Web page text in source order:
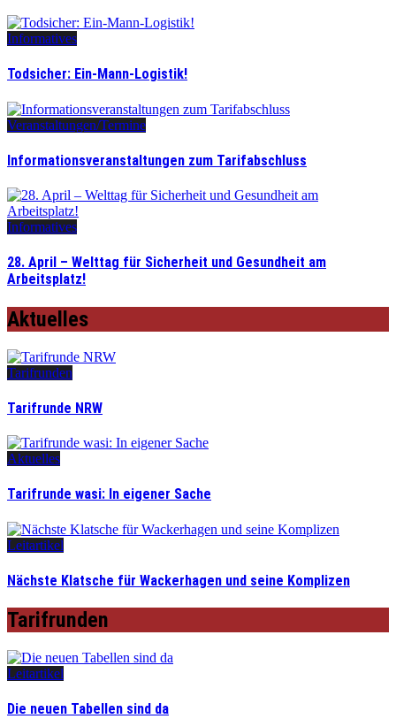
Informatives
Todsicher: Ein-Mann-Logistik!
Veranstaltungen/Termine
Informationsveranstaltungen zum Tarifabschluss
Informatives
28. April – Welttag für Sicherheit und Gesundheit am
Arbeitsplatz!
Aktuelles
Tarifrunden
Tarifrunde NRW
Aktuelles
Tarifrunde wasi: In eigener Sache
Leitartikel
Nächste Klatsche für Wackerhagen und seine Komplizen
Tarifrunden
Leitartikel
Die neuen Tabellen sind da